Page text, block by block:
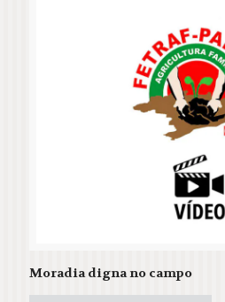
Moradia digna no campo